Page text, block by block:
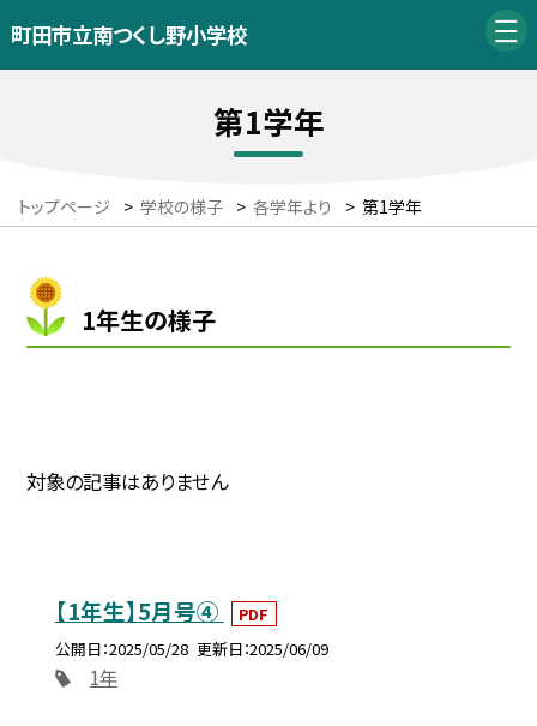
町田市立南つくし野小学校
第1学年
トップページ > 学校の様子 > 各学年より > 第1学年
1年生の様子
対象の記事はありません
【1年生】5月号④
PDF
公開日 2025/05/28 更新日 2025/06/09
1年